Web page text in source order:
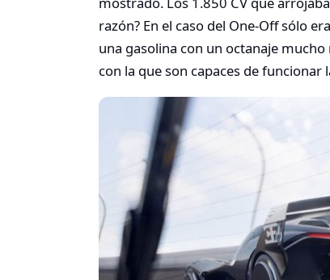
razón? En el caso del One-Off sólo
una gasolina con un octanaje
con la que son capaces de